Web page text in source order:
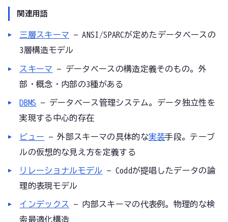
関連用語
三層スキーマ — ANSI/SPARCが定めたデータベースの
3層構造モデル
スキーマ
— データベースの構造定義そのもの。外
部・概念・内部の3種がある
DBMS
— データベース管理システム。データ独立性を
実現する中心的存在
ビュー — 外部スキーマの具体的な実装手段。テーブ
ルの仮想的な見え方を定義する
リレーショナルモデル — Coddが提唱したデータの論
理的表現モデル
インデックス
— 内部スキーマの代表例。物理的な検
索最適化構造